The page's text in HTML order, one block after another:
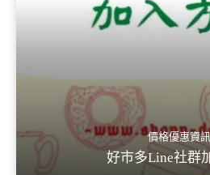
價格優惠資訊
好市多Line社群